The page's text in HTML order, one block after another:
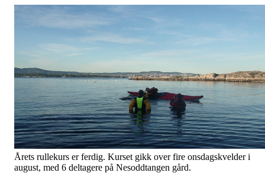
Årets rullekurs er ferdig. Kurset gikk over fire onsdagskvelder i
august, med 6 deltagere på Nesoddtangen gård.